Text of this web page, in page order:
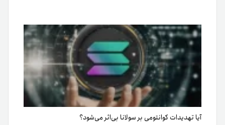
آیا تهدیدات کوانتومی بر سولانا بی‌اثر می‌شود؟